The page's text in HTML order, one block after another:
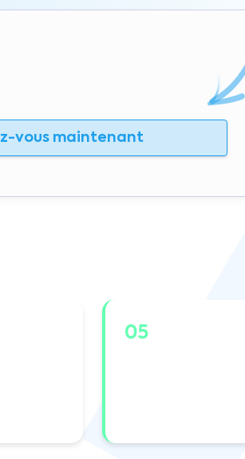
vous maintenant
05